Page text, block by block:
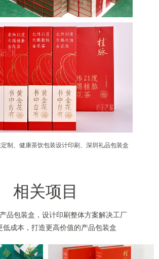
制、健康茶饮包装设计印刷、深圳礼品包装盒
相关项目
品包装盒，设计印刷整体方案解决工厂
低成本，打造更高价值的产品包装盒